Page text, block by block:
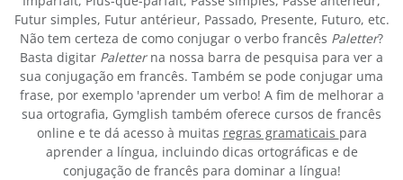
Futur simples, Futur antérieur, Passado, Presente, Futuro, etc.
Não tem certeza de como conjugar o verbo francês Paletter?
Basta digitar Paletterna nossa barra de pesquisa para ver a
sua conjugação em francês. Também se pode conjugar uma
frase, por exemplo 'aprender um verbo! A fim de melhorar a
sua ortografia, Gymglish também oferece cursos de francês
online e te dá acesso à muitas regras gramaticais para
aprender a língua, incluindo dicas ortográficas e de
conjugação de francês para dominar a língua!